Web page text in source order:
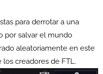
para derrotar a una
por salvar el mundo
aleatoriamente en este
creadores de FTL.